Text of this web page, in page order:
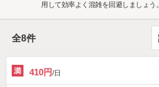
用して効率よく混雑を回避しましょう。
全8件
410円/日